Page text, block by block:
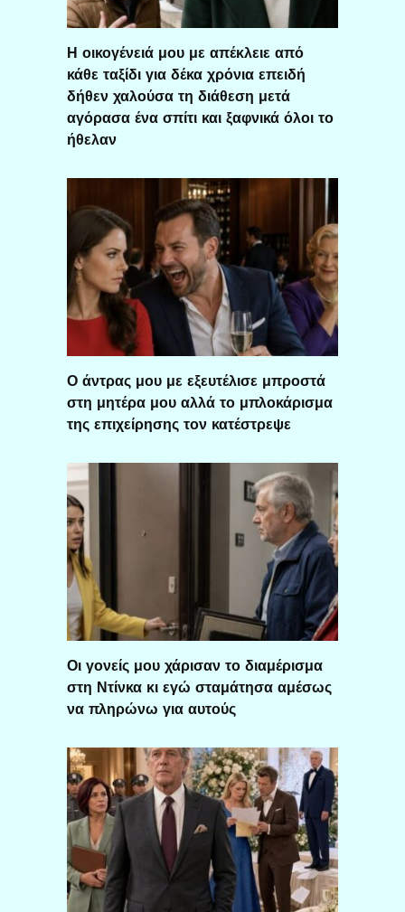
Η οικογένειά μου με απέκλειε από
κάθε ταξίδι για δέκα χρόνια επειδή
δήθεν χαλούσα τη διάθεση μετά
αγόρασα ένα σπίτι και ξαφνικά όλοι το
ήθελαν
Ο άντρας μου με εξευτέλισε μπροστά
στη μητέρα μου αλλά το μπλοκάρισμα
της επιχείρησης τον κατέστρεψε
Οι γονείς μου χάρισαν το διαμέρισμα
στη Ντίνκα κι εγώ σταμάτησα αμέσως
να πληρώνω για αυτούς